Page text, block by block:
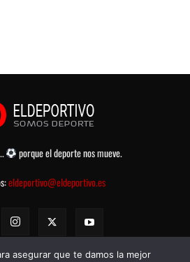
porque el deporte nos mueve.
eldeportivo@eldeportivo.es
asegurar que te damos la mejor